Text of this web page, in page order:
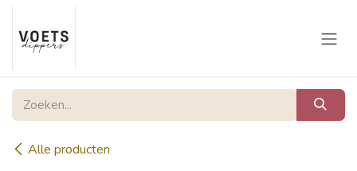
Overslaan naar inhoud
Alle producten